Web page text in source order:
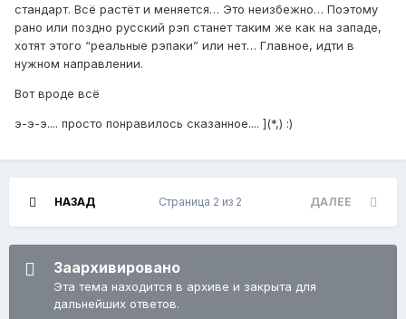
стандарт. Всё растёт и меняется… Это неизбежно… Поэтому
рано или поздно русский рэп станет таким же как на западе,
хотят этого “реальные рэпаки” или нет… Главное, идти в
нужном направлении.
Вот вроде всё
э-э-э.... просто понравилось сказанное.... ](*,) :)
НАЗАД ДАЛЕЕ
Страница 2 из 2
Заархивировано
Эта тема находится в архиве и закрыта для
дальнейших ответов.